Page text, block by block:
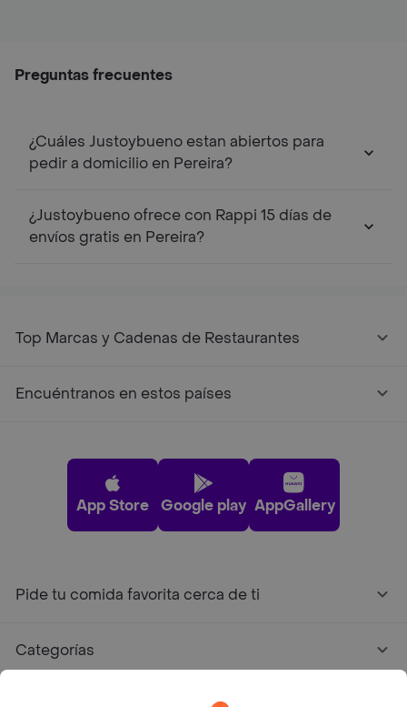
Preguntas frecuentes
¿Cuáles Justoybueno estan abiertos para
pedir a domicilio en Pereira?
¿Justoybueno ofrece con Rappi 15 días de
envíos gratis en Pereira?
Top Marcas y Cadenas de Restaurantes
Encuéntranos en estos países
App Store Google play AppGallery
Pide tu comida favorita cerca de ti
Categorías